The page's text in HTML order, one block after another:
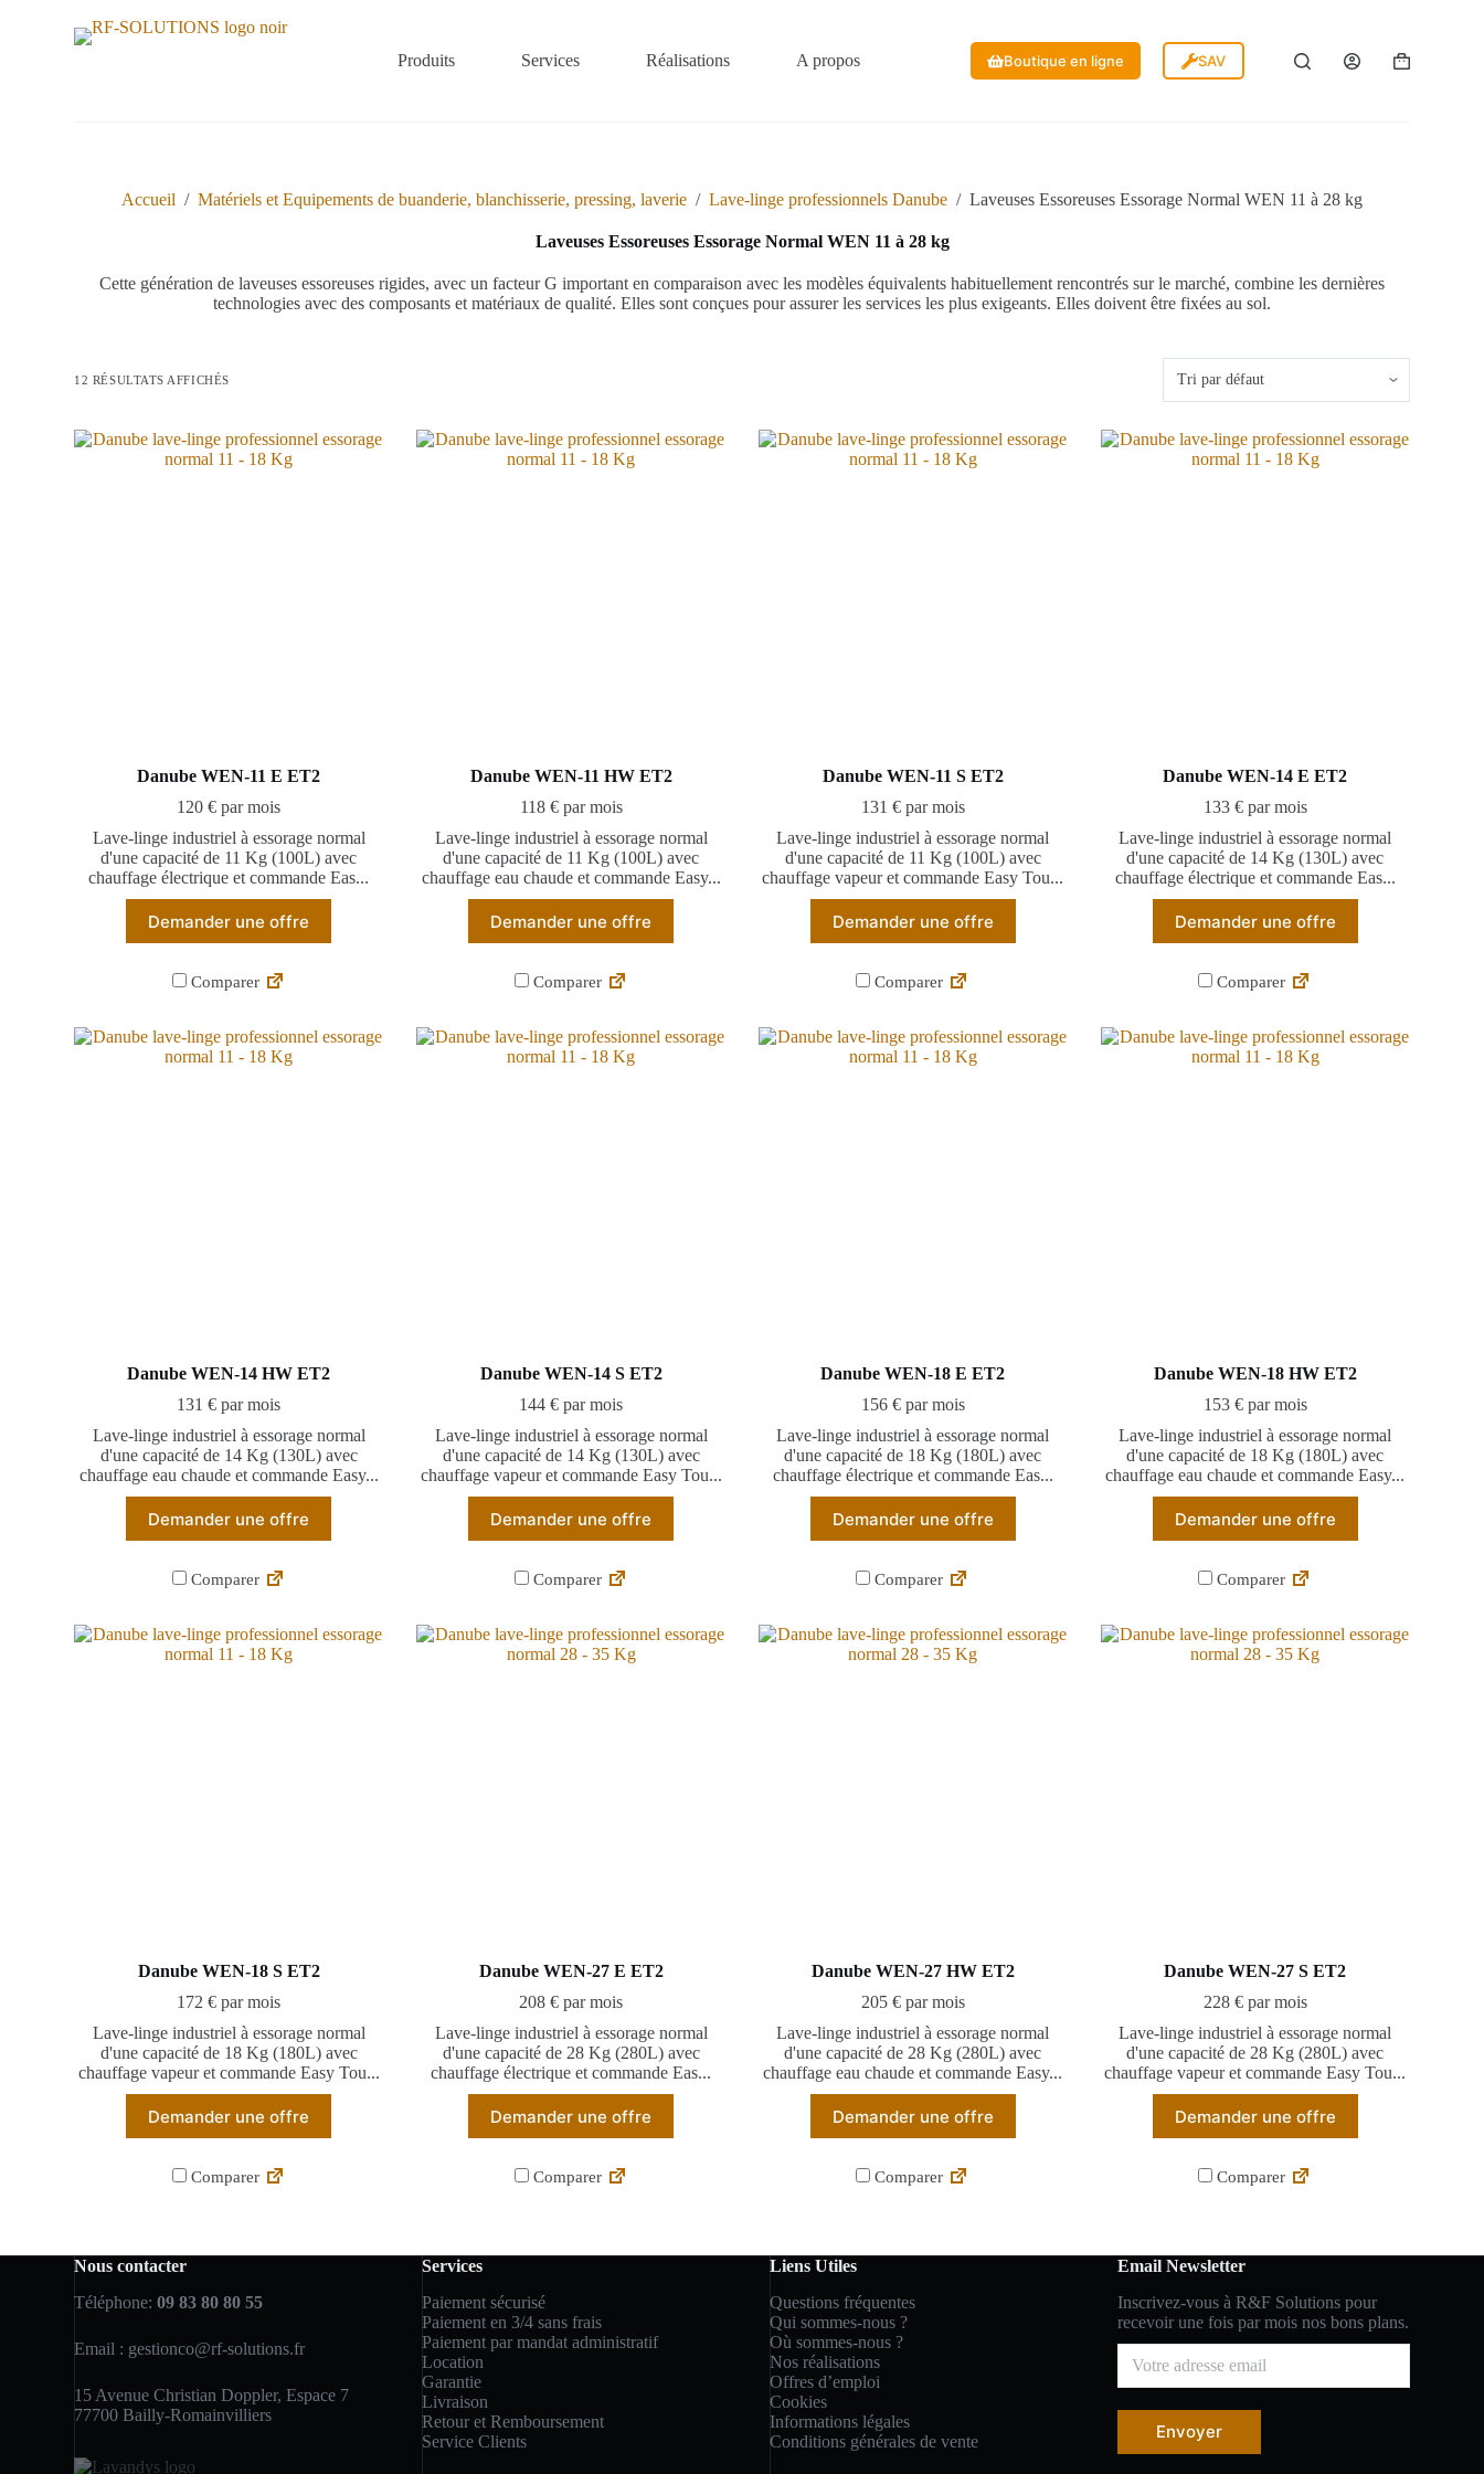
Produits Services Réalisations A propos Boutique en ligne SAV
Panier
Accueil / Matériels et Equipements de buanderie, blanchisserie, pressing, laverie / Lave-linge professionnels Danube / Laveuses Essoreuses Essorage Normal WEN 11 à 28 kg
Laveuses Essoreuses Essorage Normal WEN 11 à 28 kg
Cette génération de laveuses essoreuses rigides, avec un facteur G important en comparaison avec les modèles équivalents habituellement rencontrés sur le marché, combine les dernières
technologies avec des composants et matériaux de qualité. Elles sont conçues pour assurer les services les plus exigeants. Elles doivent être fixées au sol.
12 RÉSULTATS AFFICHÉS
Danube WEN-11 E ET2
120 € par mois
Lave-linge industriel à essorage normal
d'une capacité de 11 Kg (100L) avec
chauffage électrique et commande Eas...
Demander une offre
Comparer
Danube WEN-11 HW ET2
118 € par mois
Lave-linge industriel à essorage normal
d'une capacité de 11 Kg (100L) avec
chauffage eau chaude et commande Easy...
Demander une offre
Comparer
Danube WEN-11 S ET2
131 € par mois
Lave-linge industriel à essorage normal
d'une capacité de 11 Kg (100L) avec
chauffage vapeur et commande Easy Tou...
Demander une offre
Comparer
Danube WEN-14 E ET2
133 € par mois
Lave-linge industriel à essorage normal
d'une capacité de 14 Kg (130L) avec
chauffage électrique et commande Eas...
Demander une offre
Comparer
Danube WEN-14 HW ET2
131 € par mois
Lave-linge industriel à essorage normal
d'une capacité de 14 Kg (130L) avec
chauffage eau chaude et commande Easy...
Demander une offre
Comparer
Danube WEN-14 S ET2
144 € par mois
Lave-linge industriel à essorage normal
d'une capacité de 14 Kg (130L) avec
chauffage vapeur et commande Easy Tou...
Demander une offre
Comparer
Danube WEN-18 E ET2
156 € par mois
Lave-linge industriel à essorage normal
d'une capacité de 18 Kg (180L) avec
chauffage électrique et commande Eas...
Demander une offre
Comparer
Danube WEN-18 HW ET2
153 € par mois
Lave-linge industriel à essorage normal
d'une capacité de 18 Kg (180L) avec
chauffage eau chaude et commande Easy...
Demander une offre
Comparer
Danube WEN-18 S ET2
172 € par mois
Lave-linge industriel à essorage normal
d'une capacité de 18 Kg (180L) avec
chauffage vapeur et commande Easy Tou...
Demander une offre
Comparer
Danube WEN-27 E ET2
208 € par mois
Lave-linge industriel à essorage normal
d'une capacité de 28 Kg (280L) avec
chauffage électrique et commande Eas...
Demander une offre
Comparer
Danube WEN-27 HW ET2
205 € par mois
Lave-linge industriel à essorage normal
d'une capacité de 28 Kg (280L) avec
chauffage eau chaude et commande Easy...
Demander une offre
Comparer
Danube WEN-27 S ET2
228 € par mois
Lave-linge industriel à essorage normal
d'une capacité de 28 Kg (280L) avec
chauffage vapeur et commande Easy Tou...
Demander une offre
Comparer
Nous contacter
Téléphone:09 83 80 80 55
Email : gestionco@rf-solutions.fr
15 Avenue Christian Doppler, Espace 7
77700 Bailly-Romainvilliers
Services
Paiement sécurisé
Paiement en 3/4 sans frais
Paiement par mandat administratif
Location
Garantie
Livraison
Retour et Remboursement
Service Clients
Liens Utiles
Questions fréquentes
Qui sommes-nous ?
Où sommes-nous ?
Nos réalisations
Offres d’emploi
Cookies
Informations légales
Conditions générales de vente
Email Newsletter
Inscrivez-vous à R&F Solutions pour
recevoir une fois par mois nos bons plans.
Envoyer